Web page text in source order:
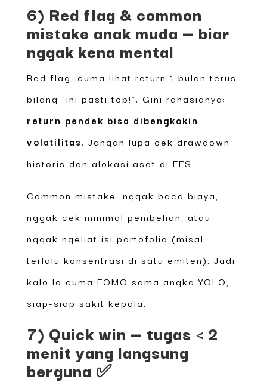
6) Red flag & common
mistake anak muda — biar
nggak kena mental
Red flag: cuma lihat return 1 bulan terus
bilang “ini pasti top!”. Gini rahasianya:
return pendek bisa dibengkokin
volatilitas. Jangan lupa cek drawdown
historis dan alokasi aset di FFS.
Common mistake: nggak baca biaya,
nggak cek minimal pembelian, atau
nggak ngeliat isi portofolio (misal
terlalu konsentrasi di satu emiten). Jadi
kalo lo cuma FOMO sama angka YOLO,
siap-siap sakit kepala.
7) Quick win — tugas < 2
menit yang langsung
berguna ✅